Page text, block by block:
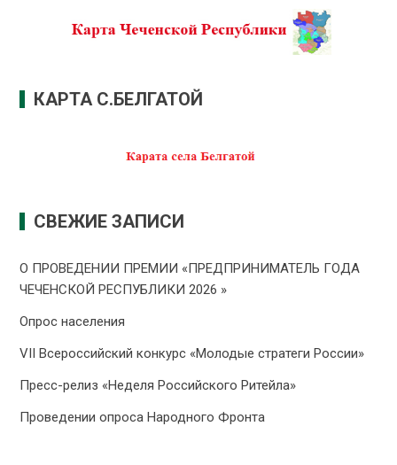
КАРТА С.БЕЛГАТОЙ
СВЕЖИЕ ЗАПИСИ
О ПРОВЕДЕНИИ ПРЕMИИ «ПРЕДПРИНИМАТЕЛЬ ГОДА
ЧЕЧЕНСКОЙ РЕСПУБЛИКИ 2026 »
Опрос населения
VII Всероссийский конкурс «Молодые стратеги России»
Пресс-релиз «Неделя Российского Ритейла»
Проведении опроса Народного Фронта